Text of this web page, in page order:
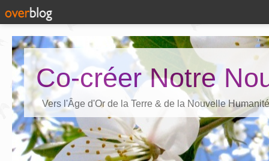
Co-créer Notre
Vers l'Âge d'Or de la Terre & de la Nouvelle Humanité